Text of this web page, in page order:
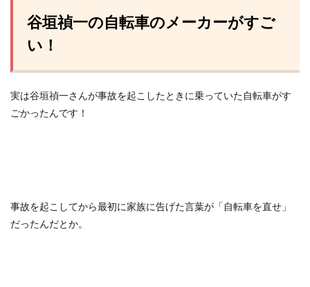
谷垣禎一の自転車のメーカーがすご
い！
実は谷垣禎一さんが事故を起こしたときに乗っていた自転車がす
ごかったんです！
事故を起こしてから最初に家族に告げた言葉が「自転車を直せ」
だったんだとか。